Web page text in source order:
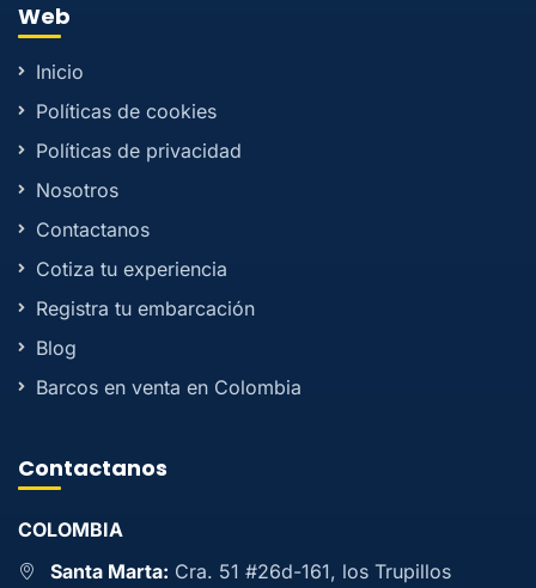
Web
Inicio
Políticas de cookies
Políticas de privacidad
Nosotros
Contactanos
Cotiza tu experiencia
Registra tu embarcación
Blog
Barcos en venta en Colombia
Contactanos
COLOMBIA
Santa Marta: Cra. 51 #26d-161, los Trupillos